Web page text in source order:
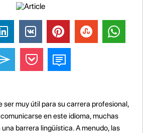
ser muy útil para su carrera profesional,
en este idioma, muchas
barrera lingüística. A menudo, las